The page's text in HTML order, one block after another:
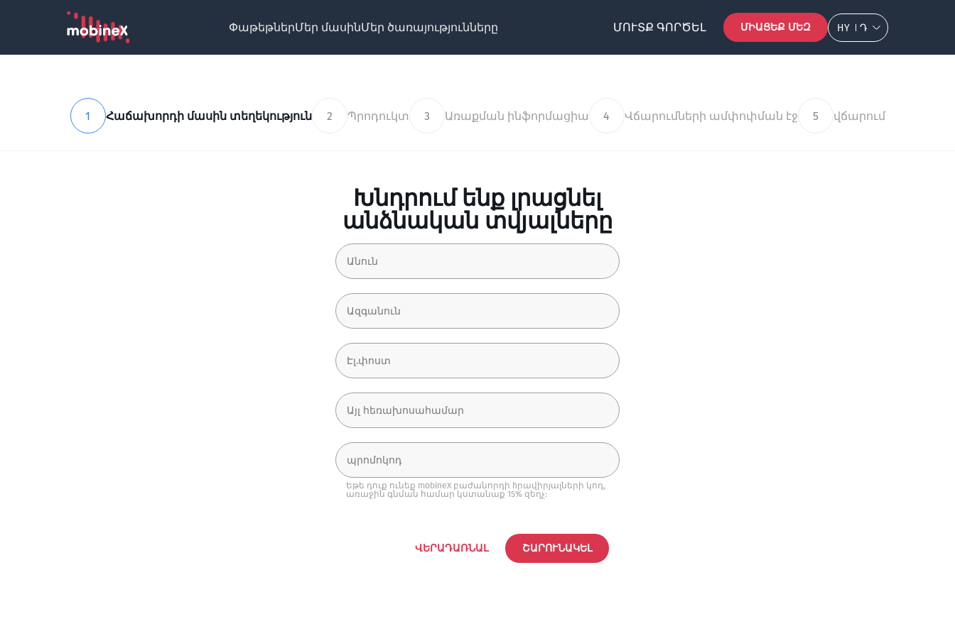
ՓաթեթներՄեր մասինՄեր ծառայությունները ՄՈՒՏՔ ԳՈՐԾԵԼ ՄԻԱՑԵՔ ՄԵԶ HY Դ
1 Հաճախորդի մասին տեղեկություն 2 Պրոդուկտ 3 Առաքման ինֆորմացիա 4 Վճարումների ամփոփման էջ 5 վճարում
Խնդրում ենք լրացնել
անձնական տվյալները
Եթե դուք ունեք mobineX բաժանորդի hրավիրյալների կոդ,
առաջին գնման համար կստանաք 15% զեղչ:
ՎԵՐԱԴԱՌՆԱԼ ՇԱՐՈՒՆԱԿԵԼ